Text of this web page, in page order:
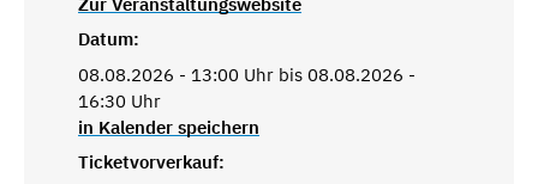
Datum:
08.08.2026 - 13:00 Uhr bis 08.08.2026 -
16:30 Uhr
in Kalender speichern
Ticketvorverkauf: